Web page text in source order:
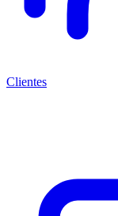
Clientes